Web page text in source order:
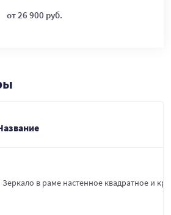
от 26 900 руб.
Зеркало в раме настенное квадратное и